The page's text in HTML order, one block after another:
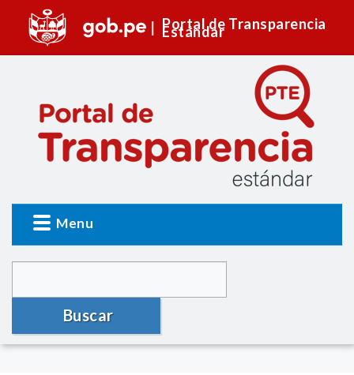
Portal de Transparencia
Estándar
Menu
Buscar